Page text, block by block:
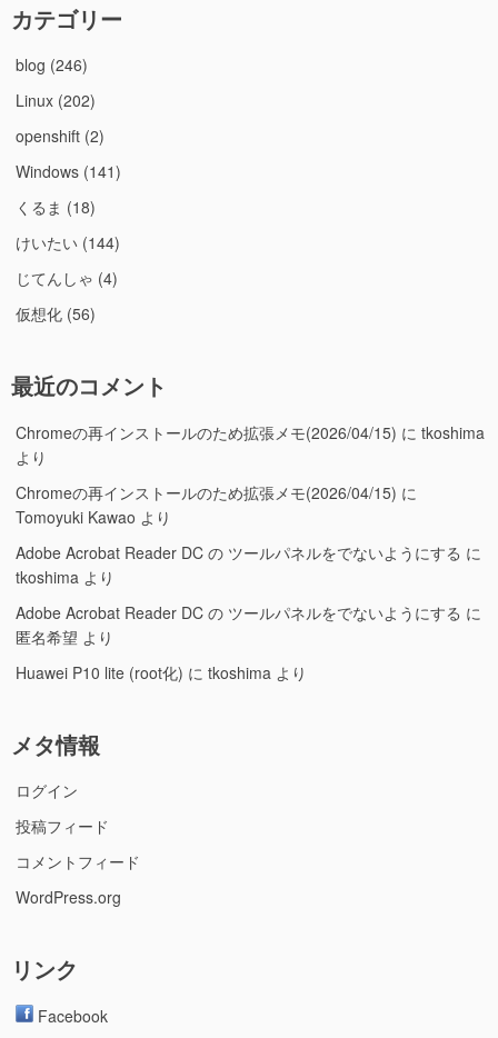
カテゴリー
blog (246)
Linux (202)
openshift (2)
Windows (141)
くるま (18)
けいたい (144)
じてんしゃ (4)
仮想化 (56)
最近のコメント
Chromeの再インストールのため拡張メモ(2026/04/15) に tkoshima
より
Chromeの再インストールのため拡張メモ(2026/04/15) に
Tomoyuki Kawao より
Adobe Acrobat Reader DC の ツールパネルをでないようにする に
tkoshima より
Adobe Acrobat Reader DC の ツールパネルをでないようにする に
匿名希望 より
Huawei P10 lite (root化) に tkoshima より
メタ情報
ログイン
投稿フィード
コメントフィード
WordPress.org
リンク
Facebook